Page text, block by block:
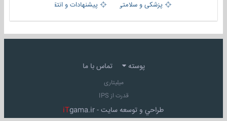
پزشکی و سلامتی
پیشنهادات و انتقادات
پوسته تماس با ما
میلیتاری
قدرت از IPS
طراحي و توسعه سايت - iTgama.ir